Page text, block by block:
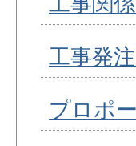
工事発
プロポ